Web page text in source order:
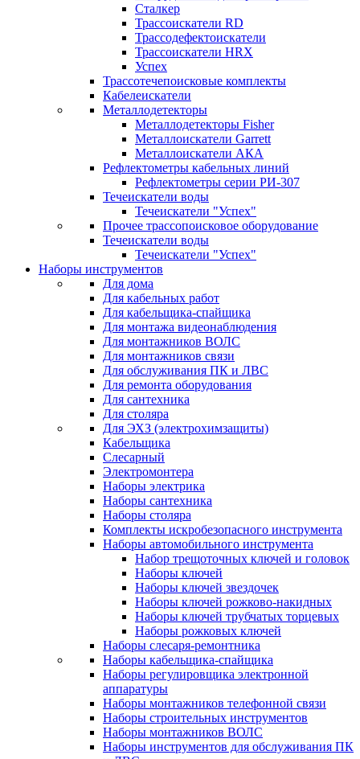
Сталкер
Трасcоискатели RD
Трассодефектоискатели
Трассоискатели HRX
Успех
Трассотечепоисковые комплекты
Кабелеискатели
Металлодетекторы
Металлодетекторы Fisher
Металлоискатели Garrett
Металлоискатели АКА
Рефлектометры кабельных линий
Рефлектометры серии РИ-307
Течеискатели воды
Течеискатели "Успех"
Прочее трассопоисковое оборудование
Течеискатели воды
Течеискатели "Успех"
Наборы инструментов
Для дома
Для кабельных работ
Для кабельщика-спайщика
Для монтажа видеонаблюдения
Для монтажников ВОЛС
Для монтажников связи
Для обслуживания ПК и ЛВС
Для ремонта оборудования
Для сантехника
Для столяра
Для ЭХЗ (электрохимзащиты)
Кабельщика
Слесарный
Электромонтера
Наборы электрика
Наборы сантехника
Наборы столяра
Комплекты искробезопасного инструмента
Наборы автомобильного инструмента
Набор трещоточных ключей и головок
Наборы ключей
Наборы ключей звездочек
Наборы ключей рожково-накидных
Наборы ключей трубчатых торцевых
Наборы рожковых ключей
Наборы слесаря-ремонтника
Наборы кабельщика-спайщика
Наборы регулировщика электронной
аппаратуры
Наборы монтажников телефонной связи
Наборы строительных инструментов
Наборы монтажников ВОЛС
Наборы инструментов для обслуживания ПК